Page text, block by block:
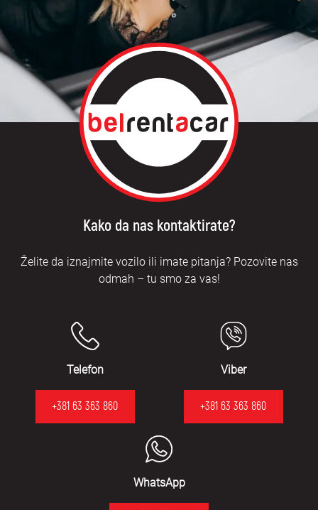
Kako da nas kontaktirate?
Želite da iznajmite vozilo ili imate pitanja? Pozovite nas
odmah – tu smo za vas!
Telefon
+381 63 363 860
Viber
+381 63 363 860
WhatsApp